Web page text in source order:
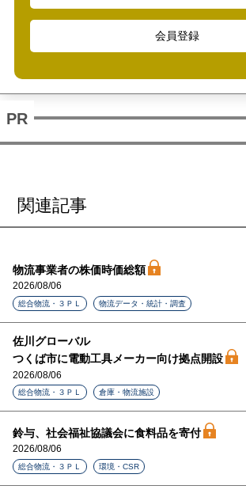
会員登録
関連記事
物流事業者の株価時価総額
2026/08/06
総合物流・３ＰＬ 物流データ・統計・調査
佐川グローバル
つくば市に電動工具メーカー向け拠点開設
2026/08/06
総合物流・３ＰＬ 倉庫・物流施設
鈴与、社会福祉協議会に食料品を寄付
2026/08/06
総合物流・３ＰＬ 環境・CSR